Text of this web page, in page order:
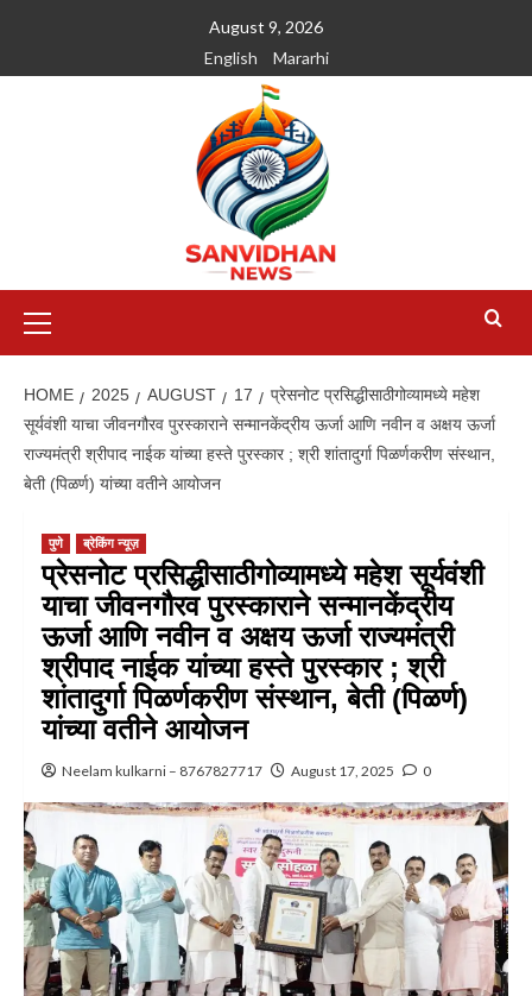
August 9, 2026
English
Mararhi
HOME 2025 AUGUST 17
प्रेसनोट प्रसिद्धीसाठीगोव्यामध्ये महेश
सूर्यवंशी याचा जीवनगौरव पुरस्काराने सन्मानकेंद्रीय ऊर्जा आणि नवीन व अक्षय ऊर्जा
राज्यमंत्री श्रीपाद नाईक यांच्या हस्ते पुरस्कार ; श्री शांतादुर्गा पिळर्णकरीण संस्थान,
बेती (पिळर्ण) यांच्या वतीने आयोजन
पुणे ब्रेकिंग न्यूज़
प्रेसनोट प्रसिद्धीसाठीगोव्यामध्ये महेश सूर्यवंशी
याचा जीवनगौरव पुरस्काराने सन्मानकेंद्रीय
ऊर्जा आणि नवीन व अक्षय ऊर्जा राज्यमंत्री
श्रीपाद नाईक यांच्या हस्ते पुरस्कार ; श्री
शांतादुर्गा पिळर्णकरीण संस्थान, बेती (पिळर्ण)
यांच्या वतीने आयोजन
Neelam kulkarni – 8767827717 August 17, 2025 0